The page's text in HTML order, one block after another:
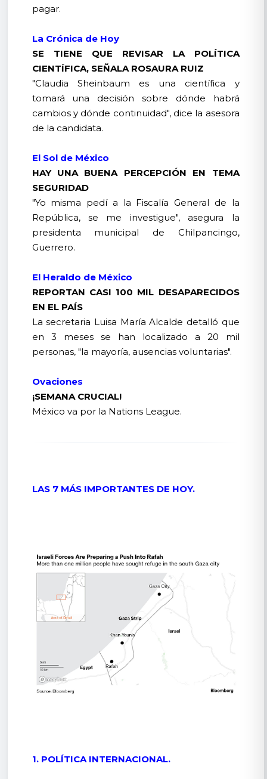
pagar.
La Crónica de Hoy
SE TIENE QUE REVISAR LA POLÍTICA
CIENTÍFICA, SEÑALA ROSAURA RUIZ
"Claudia Sheinbaum es una científica y
tomará una decisión sobre dónde habrá
cambios y dónde continuidad", dice la asesora
de la candidata.
El Sol de México
HAY UNA BUENA PERCEPCIÓN EN TEMA
SEGURIDAD
"Yo misma pedí a la Fiscalía General de la
República, se me investigue", asegura la
presidenta municipal de Chilpancingo,
Guerrero.
El Heraldo de México
REPORTAN CASI 100 MIL DESAPARECIDOS
EN EL PAÍS
La secretaria Luisa María Alcalde detalló que
en 3 meses se han localizado a 20 mil
personas, "la mayoría, ausencias voluntarias".
Ovaciones
¡SEMANA CRUCIAL!
México va por la Nations League.
LAS 7 MÁS IMPORTANTES DE HOY.
1. POLÍTICA INTERNACIONAL.